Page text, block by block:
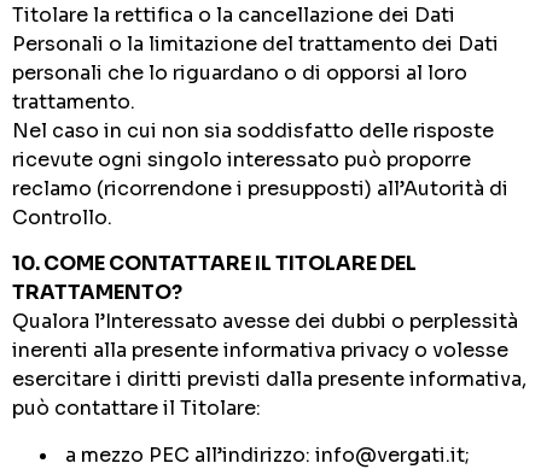
Titolare la rettifica o la cancellazione dei Dati
Personali o la limitazione del trattamento dei Dati
personali che lo riguardano o di opporsi al loro
trattamento.
Nel caso in cui non sia soddisfatto delle risposte
ricevute ogni singolo interessato può proporre
reclamo (ricorrendone i presupposti) all’Autorità di
Controllo.
10. COME CONTATTARE IL TITOLARE DEL
TRATTAMENTO?
Qualora l’Interessato avesse dei dubbi o perplessità
inerenti alla presente informativa privacy o volesse
esercitare i diritti previsti dalla presente informativa,
può contattare il Titolare:
a mezzo PEC all’indirizzo: info@vergati.it;